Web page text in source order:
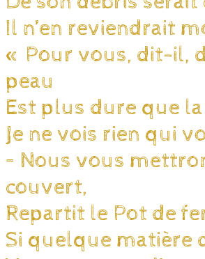
Il n’en reviendrait
« Pour vous, dit-il,
peau
Est plus dure que
Je ne vois rien qui
– Nous vous
couvert,
Repartit le Pot de
Si quelque matière